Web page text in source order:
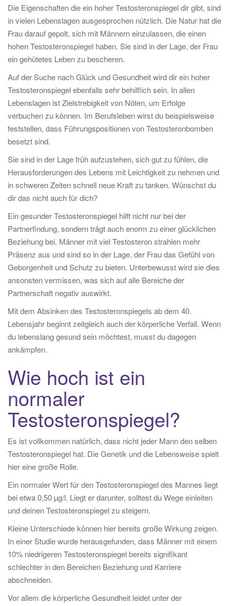
Die Eigenschaften die ein hoher Testosteronspiegel dir gibt, sind
in vielen Lebenslagen ausgesprochen nützlich. Die Natur hat die
Frau darauf gepolt, sich mit Männern einzulassen, die einen
hohen Testosteronspiegel haben. Sie sind in der Lage, der Frau
ein gehütetes Leben zu bescheren.
Auf der Suche nach Glück und Gesundheit wird dir ein hoher
Testosteronspiegel ebenfalls sehr behilflich sein. In allen
Lebenslagen ist Zielstrebigkeit von Nöten, um Erfolge
verbuchen zu können. Im Berufsleben wirst du beispielsweise
feststellen, dass Führungspositionen von Testosteronbomben
besetzt sind.
Sie sind in der Lage früh aufzustehen, sich gut zu fühlen, die
Herausforderungen des Lebens mit Leichtigkeit zu nehmen und
in schweren Zeiten schnell neue Kraft zu tanken. Wünschst du
dir das nicht auch für dich?
Ein gesunder Testosteronspiegel hilft nicht nur bei der
Partnerfindung, sondern trägt auch enorm zu einer glücklichen
Beziehung bei. Männer mit viel Testosteron strahlen mehr
Präsenz aus und sind so in der Lage, der Frau das Gefühl von
Geborgenheit und Schutz zu bieten. Unterbewusst wird sie dies
ansonsten vermissen, was sich auf alle Bereiche der
Partnerschaft negativ auswirkt.
Mit dem Absinken des Testosteronspiegels ab dem 40.
Lebensjahr beginnt zeitgleich auch der körperliche Verfall. Wenn
du lebenslang gesund sein möchtest, musst du dagegen
ankämpfen.
Wie hoch ist ein
normaler
Testosteronspiegel?
Es ist vollkommen natürlich, dass nicht jeder Mann den selben
Testosteronspiegel hat. Die Genetik und die Lebensweise spielt
hier eine große Rolle.
Ein normaler Wert für den Testosteronspiegel des Mannes liegt
bei etwa 0,50 µg/l. Liegt er darunter, solltest du Wege einleiten
und deinen Testosteronspiegel zu steigern.
Kleine Unterschiede können hier bereits große Wirkung zeigen.
In einer Studie wurde herausgefunden, dass Männer mit einem
10% niedrigeren Testosteronspiegel bereits signifikant
schlechter in den Bereichen Beziehung und Karriere
abschneiden.
Vor allem die körperliche Gesundheit leidet unter der